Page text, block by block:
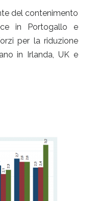
del contenimento
in Portogallo e
per la riduzione
in Irlanda, UK e